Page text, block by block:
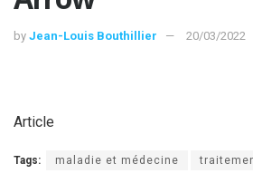
by Jean-Louis Bouthillier 20/03/2022
Article
Tags: maladie et médecine